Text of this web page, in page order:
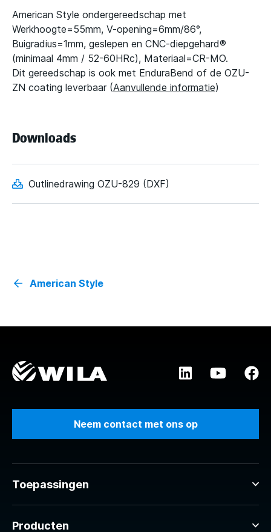
American Style ondergereedschap met
Werkhoogte=55mm, V-opening=6mm/86°,
Buigradius=1mm, geslepen en CNC-diepgehard®
(minimaal 4mm / 52-60HRc), Materiaal=CR-MO.
Dit gereedschap is ook met EnduraBend of de OZU-
ZN coating leverbaar (Aanvullende informatie)
Downloads
Outlinedrawing OZU-829 (DXF)
American Style
Neem contact met ons op
Toepassingen
Producten